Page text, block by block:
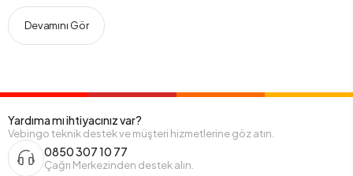
Devamını Gör
Yardıma mı ihtiyacınız var?
Vebingo teknik destek ve müşteri hizmetlerine göz atın.
0850 307 10 77
Çağrı Merkezinden destek alın.